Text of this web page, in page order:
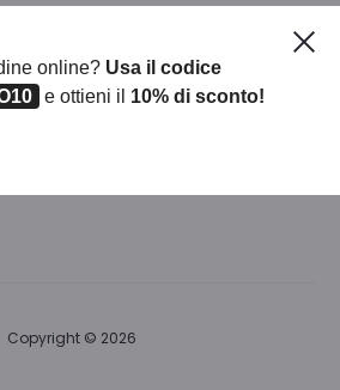
nostra newsletter
Copyright © 2026
online? Usa il codice
e ottieni il 10% di sconto!